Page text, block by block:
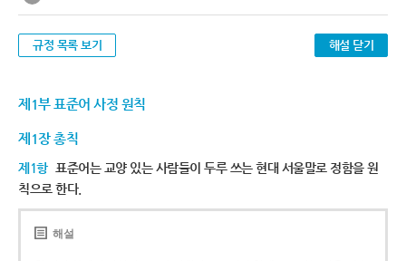
규정 목록 보기 해설 닫기
제1부 표준어 사정 원칙
제1장 총칙
제1항 표준어는 교양 있는 사람들이 두루 쓰는 현대 서울말로 정함을 원
칙으로 한다.
해설